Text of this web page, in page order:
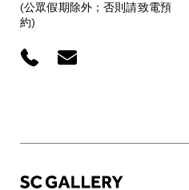
(公眾假期除外；否則請致電預
約)